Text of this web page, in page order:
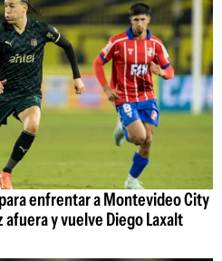
enfrentar a Montevideo City
y vuelve Diego Laxalt